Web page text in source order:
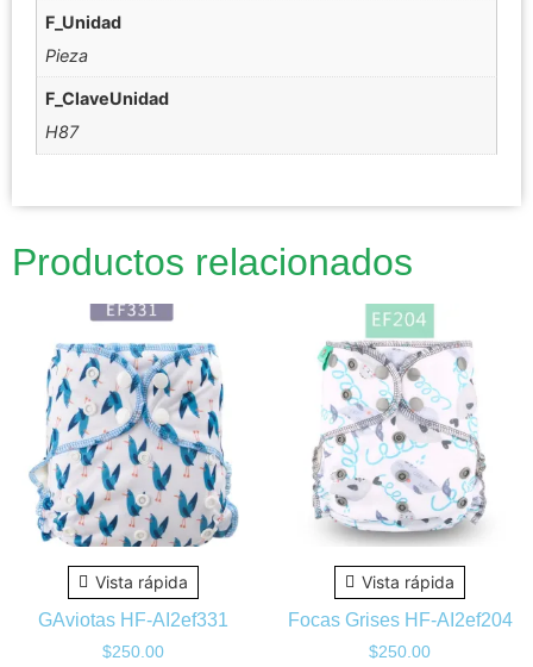
F_Unidad
Pieza
F_ClaveUnidad
H87
Productos relacionados
Vista rápida
GAviotas HF-AI2ef331
$250.00
Vista rápida
Focas Grises HF-AI2ef204
$250.00